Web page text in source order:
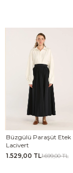
Büzgülü Paraşüt Etek
Lacivert
1.529,00 TL1.699,00 TL